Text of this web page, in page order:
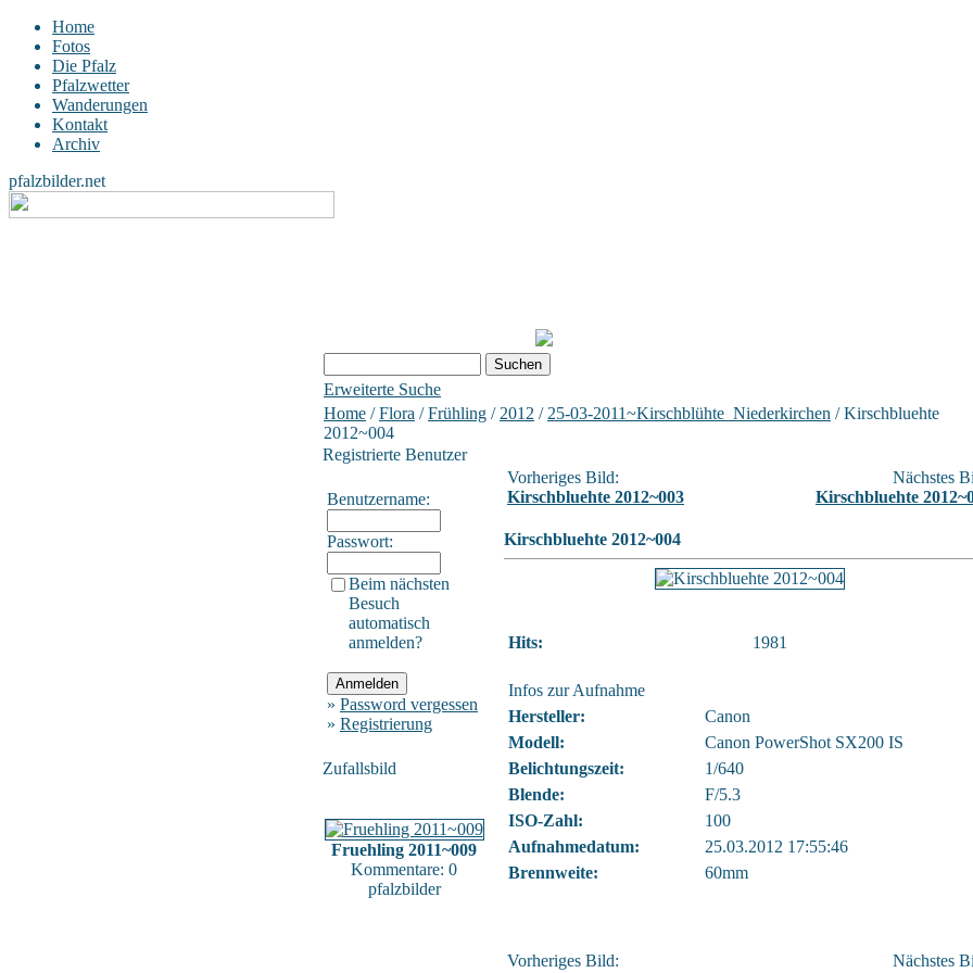
Home
Fotos
Die Pfalz
Pfalzwetter
Wanderungen
Kontakt
Archiv
pfalzbilder.net
Erweiterte Suche
Home /Flora /Frühling / 2012 / 25-03-2011~Kirschblühte_Niederkirchen / Kirschbluehte
2012~004
Registrierte Benutzer
Benutzername:
Passwort:
Beim nächsten
Besuch
automatisch
anmelden?
» Password vergessen
» Registrierung
Zufallsbild
Fruehling 2011~009
Kommentare: 0
pfalzbilder
Vorheriges Bild:
Kirschbluehte 2012~003
Nächstes
Kirschbluehte
Kirschbluehte 2012~004
Hits: 1981
Infos zur Aufnahme
Hersteller:
Canon
Modell:
Canon PowerShot SX200 IS
Belichtungszeit:
1/640
Blende:
F/5.3
ISO-Zahl:
100
Aufnahmedatum:
25.03.2012 17:55:46
Brennweite:
60mm
Vorheriges Bild:
Nächstes